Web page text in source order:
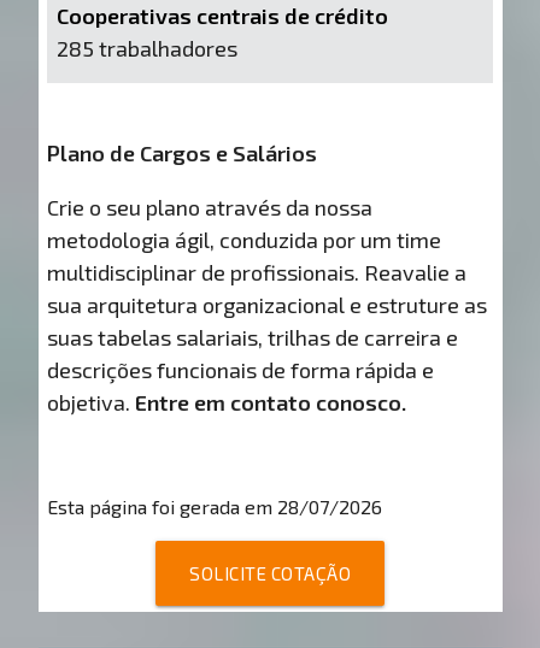
Cooperativas centrais de crédito
285 trabalhadores
Plano de Cargos e Salários
Crie o seu plano através da nossa
metodologia ágil, conduzida por um time
multidisciplinar de profissionais. Reavalie a
sua arquitetura organizacional e estruture as
suas tabelas salariais, trilhas de carreira e
descrições funcionais de forma rápida e
objetiva. Entre em contato conosco.
Esta página foi gerada em 28/07/2026
SOLICITE COTAÇÃO